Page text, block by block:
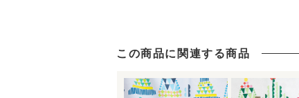
この商品に関連する商品